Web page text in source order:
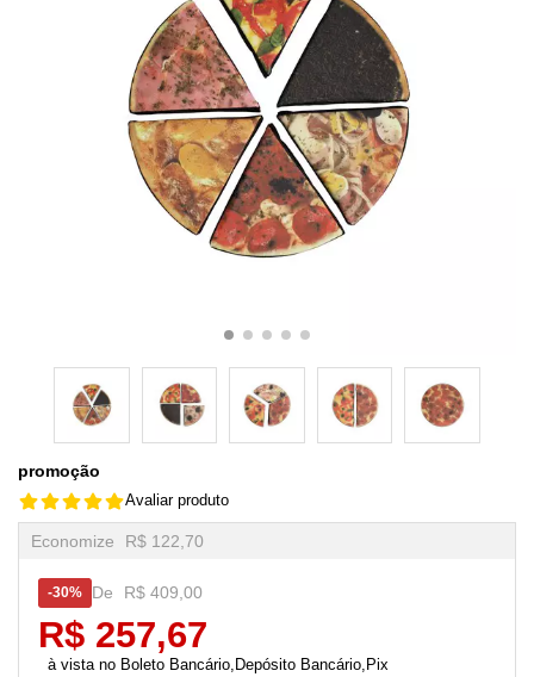
promoção
Avaliar produto
De R$ 409,00
Economize R$ 122,70
30%
R$ 257,67
Boleto Bancário,Depósito Bancário,Pix